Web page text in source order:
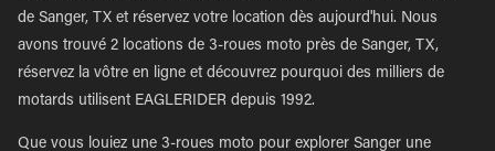
de Sanger, TX et réservez votre location dès aujourd'hui. Nous
avons trouvé 2 locations de 3-roues moto près de Sanger, TX,
réservez la vôtre en ligne et découvrez pourquoi des milliers de
motards utilisent EAGLERIDER depuis 1992.
Que vous louiez une 3-roues moto pour explorer Sanger une